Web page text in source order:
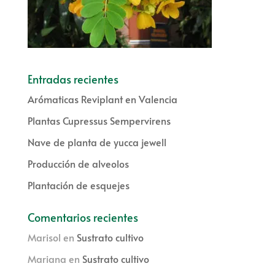
Entradas recientes
Arómaticas Reviplant en Valencia
Plantas Cupressus Sempervirens
Nave de planta de yucca jewell
Producción de alveolos
Plantación de esquejes
Comentarios recientes
Marisol en Sustrato cultivo
Mariana en Sustrato cultivo